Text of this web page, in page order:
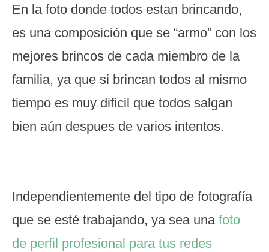
En la foto donde todos estan brincando,
es una composición que se “armo” con los
mejores brincos de cada miembro de la
familia, ya que si brincan todos al mismo
tiempo es muy dificil que todos salgan
bien aún despues de varios intentos.
Independientemente del tipo de fotografía
que se esté trabajando, ya sea una foto
de perfil profesional para tus redes